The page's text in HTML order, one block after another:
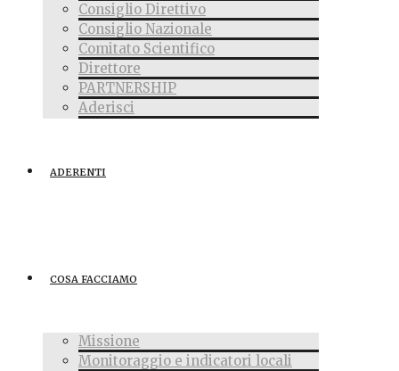
Consiglio Direttivo
Consiglio Nazionale
Comitato Scientifico
Direttore
PARTNERSHIP
Aderisci
ADERENTI
COSA FACCIAMO
Missione
Monitoraggio e indicatori locali